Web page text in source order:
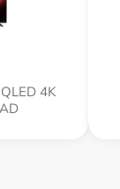
4K